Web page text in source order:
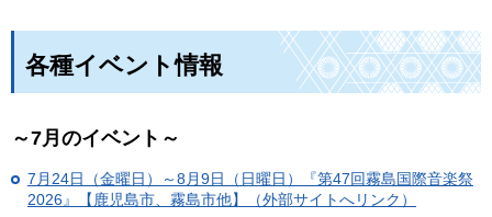
各種イベント情報
～7月のイベント～
7月24日（金曜日）～8月9日（日曜日）『第47回霧島国際音楽祭
2026』【鹿児島市、霧島市他】（外部サイトへリンク）